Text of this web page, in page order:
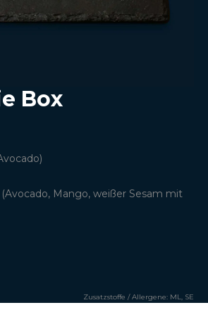
Box
Mango, weißer Sesam mit
Zusatzstoffe / Allergene: ML, SE